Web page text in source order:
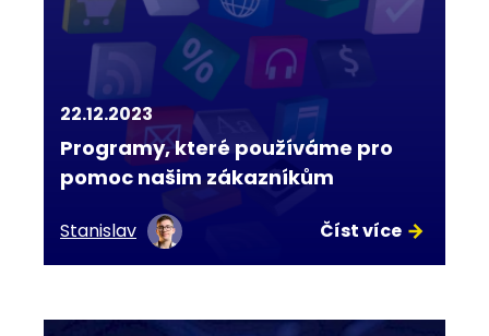
22.12.2023
Programy, které používáme pro
pomoc našim zákazníkům
Stanislav Číst více